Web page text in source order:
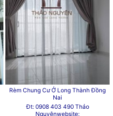
Rèm Chung Cư Ở Long Thành Đồng
Nai
Đt: 0908 403 490 Thảo
Nguyênwebsite: